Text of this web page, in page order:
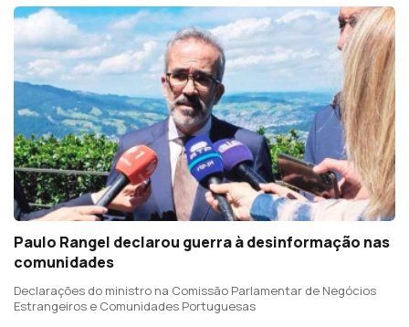
Paulo Rangel declarou guerra à desinformação nas
comunidades
Declarações do ministro na Comissão Parlamentar de Negócios
Estrangeiros e Comunidades Portuguesas